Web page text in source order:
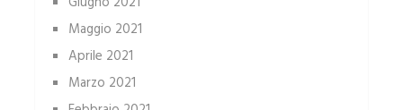
Maggio 2021
Aprile 2021
Marzo 2021